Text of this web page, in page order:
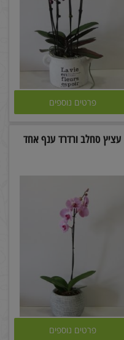
פרטים נוספים
עציץ סחלב ורדרד ענף אחד
פרטים נוספים